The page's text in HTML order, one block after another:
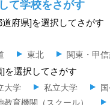
て学校をさがす
道府県]を選択してさがす
東北 関東・甲
を選択してさがす
大学 私立大学
教育機関（スクール）